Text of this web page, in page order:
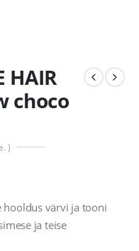
HAIR
choco
)
hooldus värvi ja tooni
ja teise